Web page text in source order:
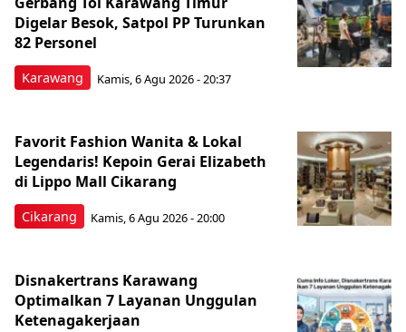
Karawang
Digelar Besok, Satpol PP Turunkan
82 Personel
Kamis, 6 Agu 2026 - 20:37
Cikarang
Favorit Fashion Wanita & Lokal
Legendaris! Kepoin Gerai Elizabeth
di Lippo Mall Cikarang
Kamis, 6 Agu 2026 - 20:00
Disnakertrans Karawang
Optimalkan 7 Layanan Unggulan
Ketenagakerjaan